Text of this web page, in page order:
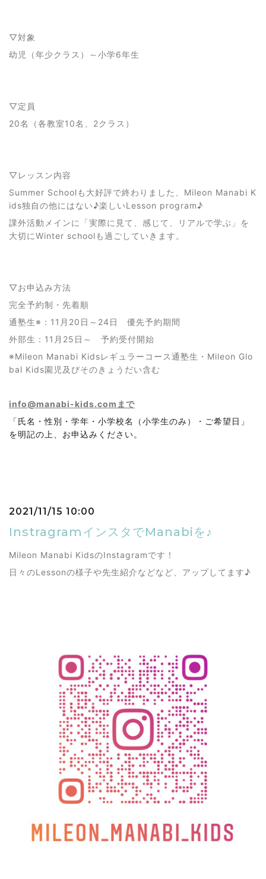
▽対象
幼児（年少クラス）～小学6年生
▽定員
20名（各教室10名、2クラス）
▽レッスン内容
Summer Schoolも大好評で終わりました、Mileon Manabi K
ids独自の他にはない♪楽しいLesson program♪
課外活動メインに「実際に見て、感じて、リアルで学ぶ」を
大切にWinter schoolも過ごしていきます。
▽お申込み方法
完全予約制・先着順
通塾生※：11月20日～24日 優先予約期間
外部生：11月25日～ 予約受付開始
※Mileon Manabi Kidsレギュラーコース通塾生・Mileon Glo
bal Kids園児及びそのきょうだい含む
info@manabi-kids.comまで
「氏名・性別・学年・小学校名（小学生のみ）・ご希望日」
を明記の上、お申込みください。
2021/11/15 10:00
InstragramインスタでManabiを♪
Mileon Manabi KidsのInstagramです！
日々のLessonの様子や先生紹介などなど、アップしてます♪